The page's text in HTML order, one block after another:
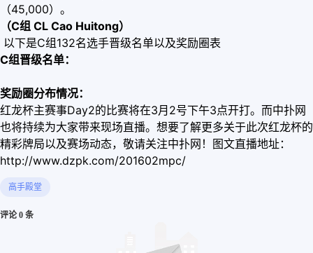
（45,000）。
（C组 CL Cao Huitong）
以下是C组132名选手晋级名单以及奖励圈表
C组晋级名单：
奖励圈分布情况：
红龙杯主赛事Day2的比赛将在3月2号下午3点开打。而中扑网
也将持续为大家带来现场直播。想要了解更多关于此次红龙杯的
精彩牌局以及赛场动态，敬请关注中扑网！图文直播地址：
http://www.dzpk.com/201602mpc/
高手殿堂
评论 0 条